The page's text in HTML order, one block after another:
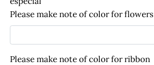
Please make note of color for flowers
Please make note of color for ribbon